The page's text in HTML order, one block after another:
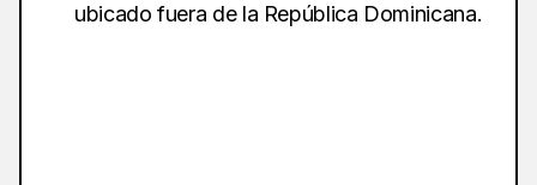
ubicado fuera de la República Dominicana.